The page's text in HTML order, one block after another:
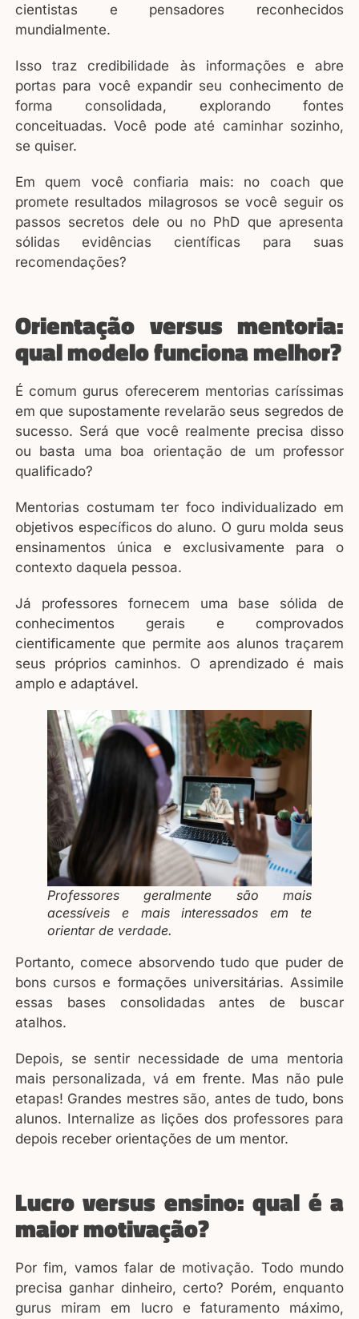
cientistas e pensadores reconhecidos
mundialmente.
Isso traz credibilidade às informações e abre
portas para você expandir seu conhecimento de
forma consolidada, explorando fontes
conceituadas. Você pode até caminhar sozinho,
se quiser.
Em quem você confiaria mais: no coach que
promete resultados milagrosos se você seguir os
passos secretos dele ou no PhD que apresenta
sólidas evidências científicas para suas
recomendações?
Orientação versus mentoria:
qual modelo funciona melhor?
É comum gurus oferecerem mentorias caríssimas
em que supostamente revelarão seus segredos de
sucesso. Será que você realmente precisa disso
ou basta uma boa orientação de um professor
qualificado?
Mentorias costumam ter foco individualizado em
objetivos específicos do aluno. O guru molda seus
ensinamentos única e exclusivamente para o
contexto daquela pessoa.
Já professores fornecem uma base sólida de
conhecimentos gerais e comprovados
cientificamente que permite aos alunos traçarem
seus próprios caminhos. O aprendizado é mais
amplo e adaptável.
Professores geralmente são mais
acessíveis e mais interessados em te
orientar de verdade.
Portanto, comece absorvendo tudo que puder de
bons cursos e formações universitárias. Assimile
essas bases consolidadas antes de buscar
atalhos.
Depois, se sentir necessidade de uma mentoria
mais personalizada, vá em frente. Mas não pule
etapas! Grandes mestres são, antes de tudo, bons
alunos. Internalize as lições dos professores para
depois receber orientações de um mentor.
Lucro versus ensino: qual é a
maior motivação?
Por fim, vamos falar de motivação. Todo mundo
precisa ganhar dinheiro, certo? Porém, enquanto
gurus miram em lucro e faturamento máximo,